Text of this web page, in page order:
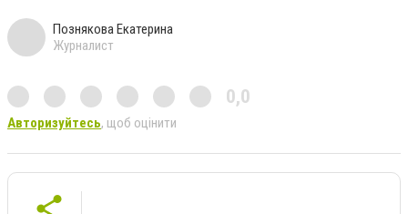
Познякова Екатерина
Журналист
0,0
Авторизуйтесь, щоб оцінити